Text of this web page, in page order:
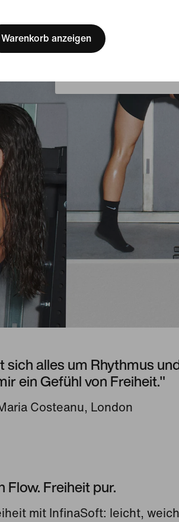
We think you are in
Update your location?
Warenkorb anzeigen
alles um Rhythmus
ein Gefühl von Freiheit."
Costeanu, London
Flow. Freiheit pur.
mit InfinaSoft: leicht,